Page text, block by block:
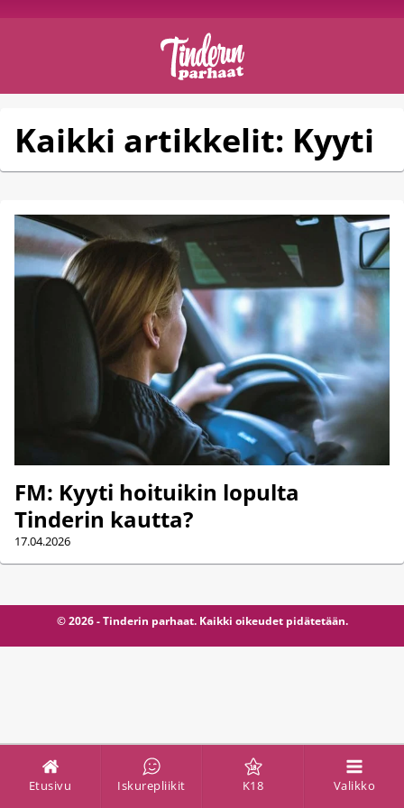
Etusivu Iskurepliikit K18 Valikko
Kaikki artikkelit: Kyyti
FM: Kyyti hoituikin lopulta
Tinderin kautta?
17.04.2026
© 2026 - Tinderin parhaat. Kaikki oikeudet pidätetään.